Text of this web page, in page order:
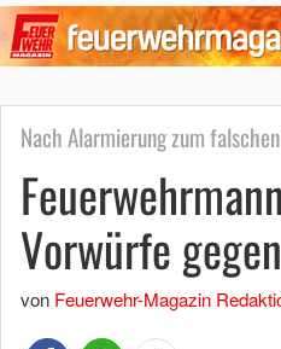
Nach Alarmierung zum
Vorwürfe
von Feuerwehr-Magazin